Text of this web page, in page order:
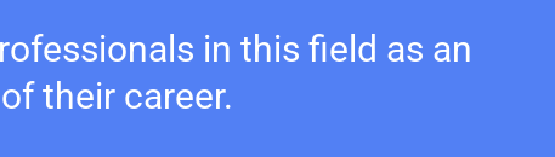
in this field as an
their career.